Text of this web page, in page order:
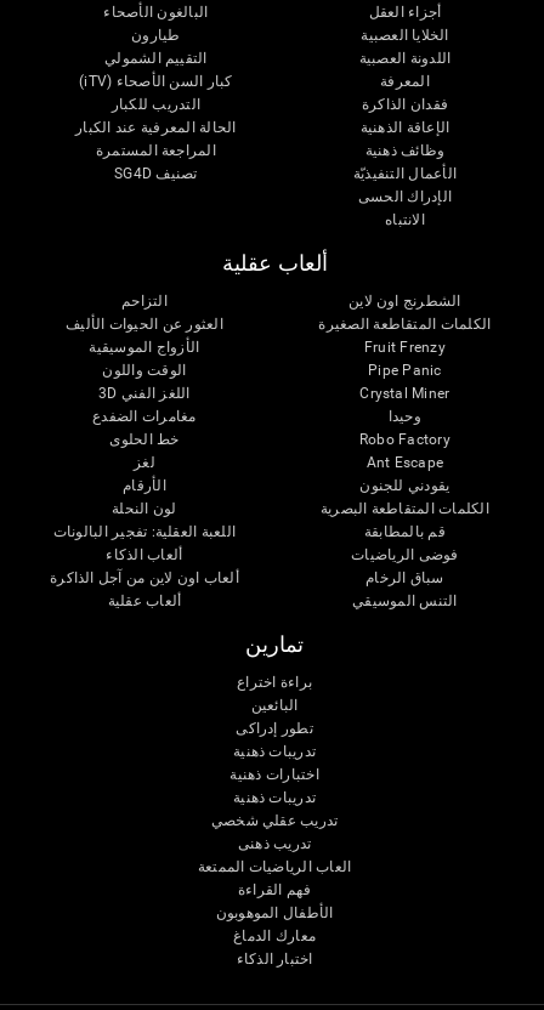
أجزاء العقل
الخلايا العصبية
اللدونة العصبية
المعرفة
فقدان الذاكرة
الإعاقة الذهنية
وظائف ذهنية
الأعمال التنفيذيّة
الإدراك الحسى
الانتباه
البالغون الأصحاء
طيارون
التقييم الشمولي
كبار السن الأصحاء (iTV)
التدريب للكبار
الحالة المعرفية عند الكبار
المراجعة المستمرة
تصنيف SG4D
ألعاب عقلية
الشطرنج اون لاين
الكلمات المتقاطعة الصغيرة
Fruit Frenzy
Pipe Panic
Crystal Miner
وحيدا
Robo Factory
Ant Escape
يقودني للجنون
الكلمات المتقاطعة البصرية
قم بالمطابقة
فوضى الرياضيات
سباق الرخام
التنس الموسيقي
التزاحم
العثور عن الحيوات الأليف
الأزواج الموسيقية
الوقت واللون
اللغز الفني 3D
مغامرات الضفدع
خط الحلوى
لغز
الأرقام
لون النحلة
اللعبة العقلية: تفجير البالونات
ألعاب الذكاء
ألعاب اون لاين من آجل الذاكرة
ألعاب عقلية
تمارين
براءة اختراع
البائعين
تطور إدراكى
تدريبات ذهنية
اختبارات ذهنية
تدريبات ذهنية
تدريب عقلي شخصي
تدريب ذهنى
العاب الرياضيات الممتعة
فهم القراءة
الأطفال الموهوبون
معارك الدماغ
اختبار الذكاء